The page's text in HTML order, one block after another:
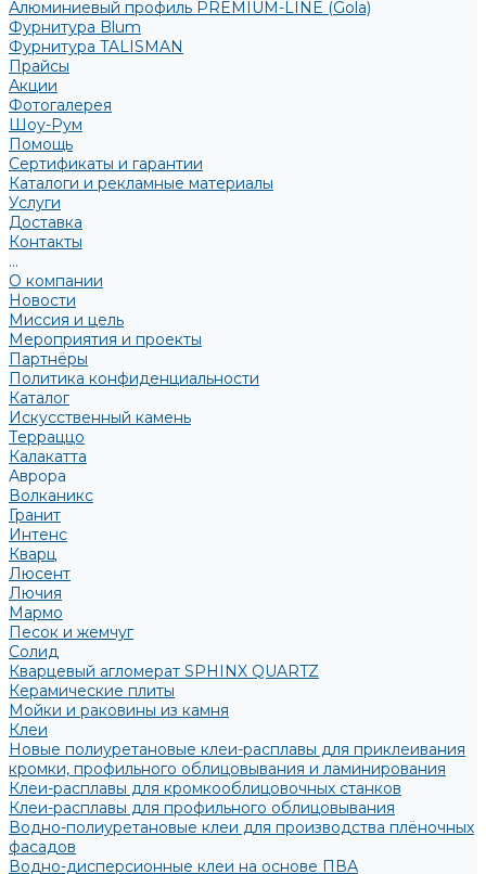
Алюминиевый профиль PREMIUM-LINE (Gola)
Фурнитура Blum
Фурнитура TALISMAN
Прайсы
Акции
Фотогалерея
Шоу-Рум
Помощь
Сертификаты и гарантии
Каталоги и рекламные материалы
Услуги
Доставка
Контакты
...
О компании
Новости
Миссия и цель
Мероприятия и проекты
Партнёры
Политика конфиденциальности
Каталог
Искусственный камень
Терраццо
Калакатта
Аврора
Волканикс
Гранит
Интенс
Кварц
Люсент
Лючия
Мармо
Песок и жемчуг
Солид
Кварцевый агломерат SPHINX QUARTZ
Керамические плиты
Мойки и раковины из камня
Клеи
Новые полиуретановые клеи-расплавы для приклеивания
кромки, профильного облицовывания и ламинирования
Клеи-расплавы для кромкооблицовочных станков
Клеи-расплавы для профильного облицовывания
Водно-полиуретановые клеи для производства плёночных
фасадов
Водно-дисперсионные клеи на основе ПВА